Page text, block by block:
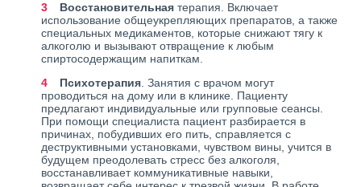
Восстановительная терапия. Включает
использование общеукрепляющих препаратов, а также
специальных медикаментов, которые снижают тягу к
алкоголю и вызывают отвращение к любым
спиртосодержащим напиткам.
Психотерапия . Занятия с врачом могут
проводиться на дому или в клинике. Пациенту
предлагают индивидуальные или групповые сеансы.
При помощи специалиста пациент разбирается в
причинах, побудивших его пить, справляется с
деструктивными установками, чувством вины, учится в
будущем преодолевать стресс без алкоголя,
восстанавливает коммуникативные навыки,